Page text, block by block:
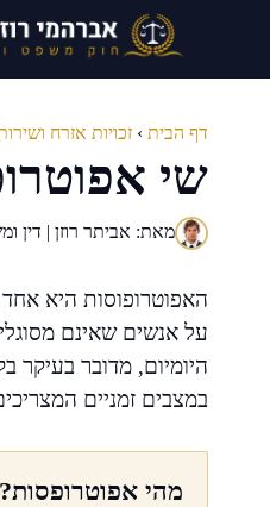
דף הבית › זכויות אזרח
שי
מאת: אביתר רוזן | דין
האפוטרופוסות היא
על אנשים שאינם
היומיום, מדובר בעיקר
במצבים זמניים
מהי אפוטרופסות?